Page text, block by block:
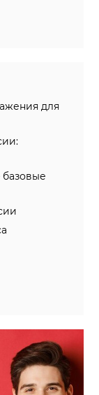
для